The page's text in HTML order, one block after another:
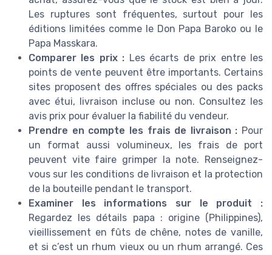
Les ruptures sont fréquentes, surtout pour les
éditions limitées comme le Don Papa Baroko ou le
Papa Masskara.
Comparer les prix : Les écarts de prix entre les
points de vente peuvent être importants. Certains
sites proposent des offres spéciales ou des packs
avec étui, livraison incluse ou non. Consultez les
avis prix pour évaluer la fiabilité du vendeur.
Prendre en compte les frais de livraison : Pour
un format aussi volumineux, les frais de port
peuvent vite faire grimper la note. Renseignez-
vous sur les conditions de livraison et la protection
de la bouteille pendant le transport.
Examiner les informations sur le produit :
Regardez les détails papa : origine (Philippines),
vieillissement en fûts de chêne, notes de vanille,
et si c’est un rhum vieux ou un rhum arrangé. Ces